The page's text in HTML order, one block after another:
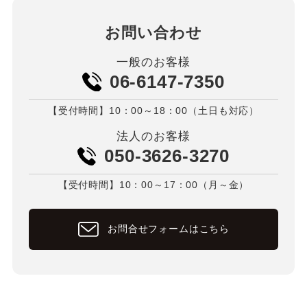
お問い合わせ
一般のお客様
06-6147-7350
【受付時間】10：00～18：00（土日も対応）
法人のお客様
050-3626-3270
【受付時間】10：00～17：00（月～金）
お問合せフォームはこちら